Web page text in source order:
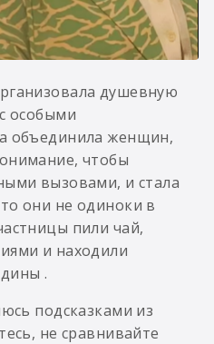
душевную
особыми
объединила женщин,
чтобы
вызовами, и стала
они не одиноки в
пили чай,
и находили
.
подсказками из
не сравнивайте